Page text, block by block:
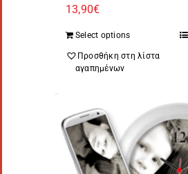
13,90€
Select options
Προσθήκη στη λίστα
αγαπημένων